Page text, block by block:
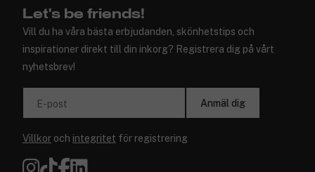
Let's be friends!
Vill du ha våra bästa erbjudanden, skönhetstips och
inspirationer direkt till din inkorg? Registrera dig på vårt
nyhetsbrev!
E-post Anmäl dig
Villkor och integritet för registrering